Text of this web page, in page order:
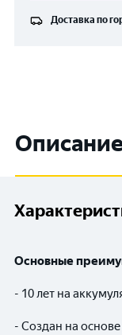
Доставка по
Основные
- 10 лет на
- Создан на